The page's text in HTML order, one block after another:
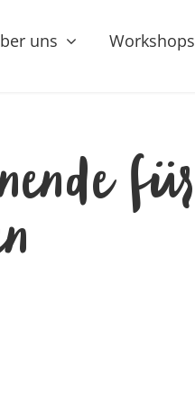
uns Workshops
für